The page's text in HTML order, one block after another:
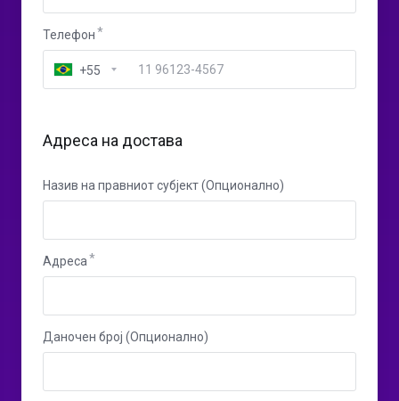
Телефон
+55
Адреса на достава
Назив на правниот субјект (Опционално)
Адреса
Даночен број (Опционално)